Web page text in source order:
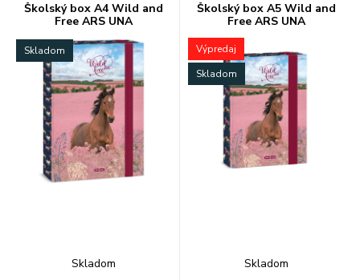
Školský box A4 Wild and
Free ARS UNA
Skladom
Skladom
Školský box A5 Wild and
Free ARS UNA
Výpredaj
Skladom
Skladom